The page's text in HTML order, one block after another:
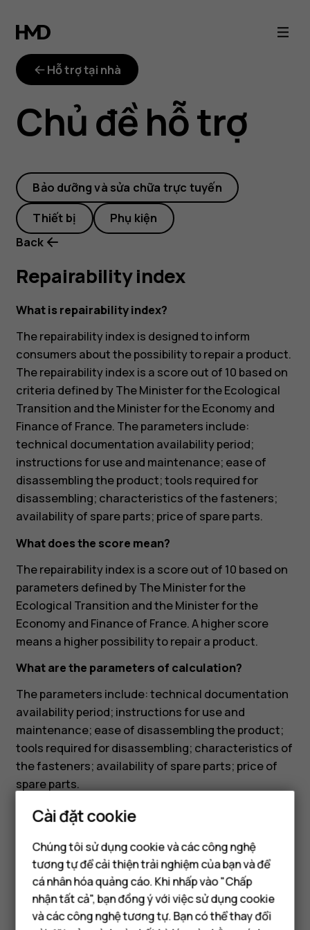
repairability-
index
Điện thoại thông minh
Hỗ trợ tại nhà
Chủ đề hỗ trợ
Bảo dưỡng và sửa chữa trực tuyến
Thiết bị
Phụ kiện
Back
Repairability index
What is repairability index?
The repairability index is designed to inform
consumers about the possibility to repair a product.
The repairability index is a score out of 10 based on
criteria defined by The Minister for the Ecological
Transition and the Minister for the Economy and
Finance of France. The parameters include:
technical documentation availability period;
instructions for use and maintenance; ease of
disassembling the product; tools required for
disassembling; characteristics of the fasteners;
availability of spare parts; price of spare parts.
What does the score mean?
The repairability index is a score out of 10 based on
parameters defined by The Minister for the
Ecological Transition and the Minister for the
Economy and Finance of France. A higher score
means a higher possibility to repair a product.
What are the parameters of calculation?
The parameters include: technical documentation
availability period; instructions for use and
maintenance; ease of disassembling the product;
tools required for disassembling; characteristics of
the fasteners; availability of spare parts; price of
spare parts.
What do the colors of the repairability index
Colors are used to indicate index scores. The
colors equate to scores as follows:
Score greater than or equal to 0 and less than
or equal to 1.9: red
Cài đặt cookie
Chúng tôi sử dụng cookie và các công nghệ
tương tự để cải thiện trải nghiệm của bạn và để
cá nhân hóa quảng cáo. Khi nhấp vào "Chấp
nhận tất cả", bạn đồng ý với việc sử dụng cookie
và các công nghệ tương tự. Bạn có thể thay đổi